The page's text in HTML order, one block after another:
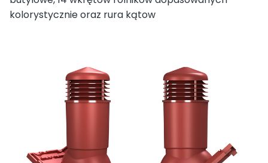
kolorystycznie oraz rura kątow